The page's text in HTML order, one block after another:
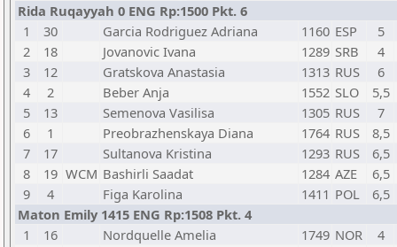
Rida Ruqayyah 0 ENG Rp:1500 Pkt. 6
1
30 Garcia Rodriguez Adriana 1160 ESP
5
2
18 Jovanovic Ivana 1289 SRB
4
3
12 Gratskova Anastasia 1313 RUS
6
4
2 Beber Anja 1552 SLO
5,5
5
13 Semenova Vasilisa 1305 RUS
7
6
1 Preobrazhenskaya Diana 1764 RUS
8,5
7
17 Sultanova Kristina 1293 RUS
6,5
8
19 WCM Bashirli Saadat 1284 AZE
6,5
9
4 Figa Karolina 1411 POL
6,5
Maton Emily 1415 ENG Rp:1508 Pkt. 4
1
16 Nordquelle Amelia 1749 NOR
4